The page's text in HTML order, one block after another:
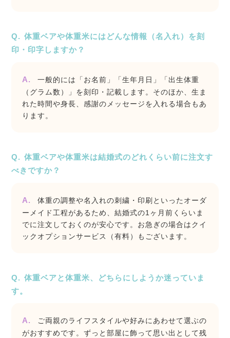
体重ベアや体重米にはどんな情報（名入れ）を刻
印・印字しますか？
一般的には「お名前」「生年月日」「出生体重
（グラム数）」を刻印・記載します。そのほか、生ま
れた時間や身長、感謝のメッセージを入れる場合もあ
ります。
体重ベアや体重米は結婚式のどれくらい前に注文す
べきですか？
体重の調整や名入れの刺繍・印刷といったオーダ
ーメイド工程があるため、結婚式の1ヶ月前くらいま
でに注文しておくのが安心です。お急ぎの場合はクイ
ックオプションサービス（有料）もございます。
体重ベアと体重米、どちらにしようか迷っていま
す。
ご両親のライフスタイルや好みにあわせて選ぶの
がおすすめです。ずっと部屋に飾って思い出として残